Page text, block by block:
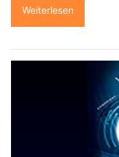
Weiterlesen